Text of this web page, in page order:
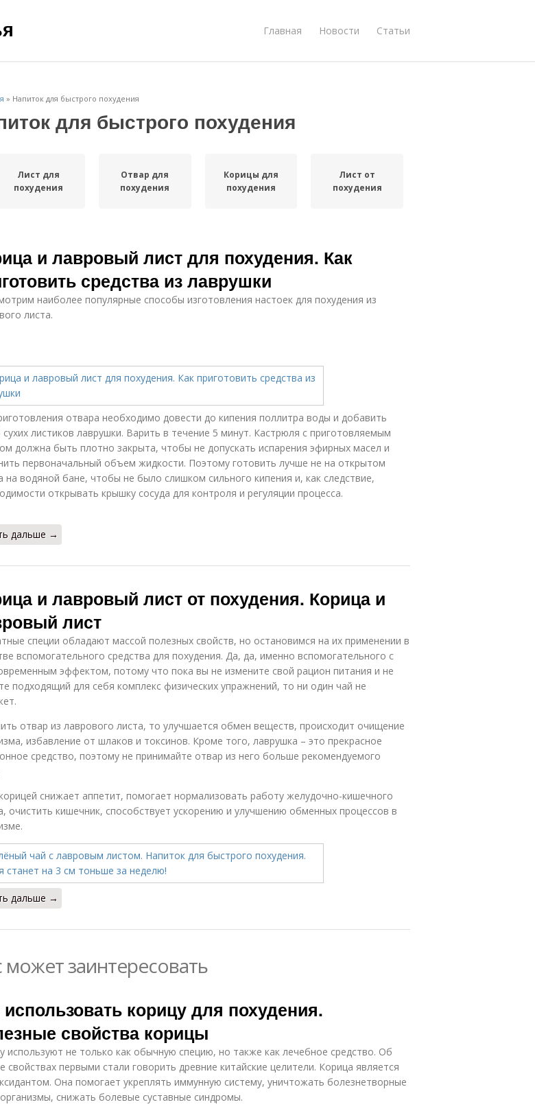
Главная Новости Статьи
» Напиток для быстрого похудения
для быстрого похудения
Лист для
похудения
Отвар для
похудения
Корицы для
похудения
Лист от
похудения
и лавровый лист для похудения. Как
средства из лаврушки
наиболее популярные способы изготовления настоек для похудения из
листа.
отвара необходимо довести до кипения поллитра воды и добавить
сухих листиков лаврушки. Варить в течение 5 минут. Кастрюля с приготовляемым
должна быть плотно закрыта, чтобы не допускать испарения эфирных масел и
первоначальный объем жидкости. Поэтому готовить лучше не на открытом
на водяной бане, чтобы не было слишком сильного кипения и, как следствие,
открывать крышку сосуда для контроля и регуляции процесса.
дальше →
и лавровый лист от похудения. Корица и
лист
специи обладают массой полезных свойств, но остановимся на их применении в
вспомогательного средства для похудения. Да, да, именно вспомогательного с
эффектом, потому что пока вы не измените свой рацион питания и не
подходящий для себя комплекс физических упражнений, то ни один чай не
отвар из лаврового листа, то улучшается обмен веществ, происходит очищение
избавление от шлаков и токсинов. Кроме того, лаврушка – это прекрасное
средство, поэтому не принимайте отвар из него больше рекомендуемого
снижает аппетит, помогает нормализовать работу желудочно-кишечного
очистить кишечник, способствует ускорению и улучшению обменных процессов в
дальше →
может заинтересовать
использовать корицу для похудения.
свойства корицы
используют не только как обычную специю, но также как лечебное средство. Об
свойствах первыми стали говорить древние китайские целители. Корица является
Она помогает укреплять иммунную систему, уничтожать болезнетворные
снижать болевые суставные синдромы.